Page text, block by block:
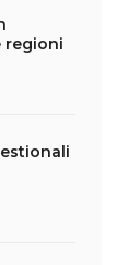
regioni